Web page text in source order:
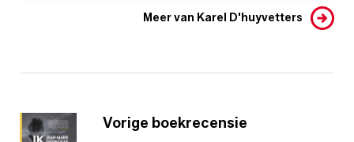
Meer van Karel D'huyvetters
Vorige boekrecensie